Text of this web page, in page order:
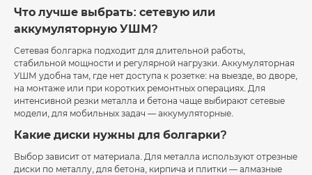
Что лучше выбрать: сетевую или
аккумуляторную УШМ?
Сетевая болгарка подходит для длительной работы,
стабильной мощности и регулярной нагрузки. Аккумуляторная
УШМ удобна там, где нет доступа к розетке: на выезде, во дворе,
на монтаже или при коротких ремонтных операциях. Для
интенсивной резки металла и бетона чаще выбирают сетевые
модели, для мобильных задач — аккумуляторные.
Какие диски нужны для болгарки?
Выбор зависит от материала. Для металла используют отрезные
диски по металлу, для бетона, кирпича и плитки — алмазные